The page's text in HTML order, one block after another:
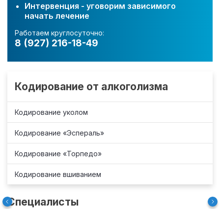
Интервенция - уговорим зависимого
начать лечение
Работаем круглосуточно:
8 (927) 216-18-49
Кодирование от алкоголизма
Кодирование уколом
Кодирование «Эспераль»
Кодирование «Торпедо»
Кодирование вшиванием
Специалисты